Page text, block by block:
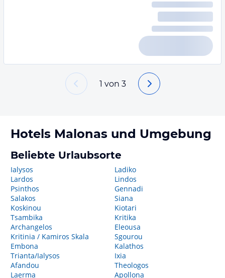
1 von 3
Hotels Malonas und Umgebung
Beliebte Urlaubsorte
Ialysos
Lardos
Psinthos
Salakos
Koskinou
Tsambika
Archangelos
Kritinia / Kamiros Skala
Embona
Trianta/Ialysos
Afandou
Laerma
Ladiko
Lindos
Gennadi
Siana
Kiotari
Kritika
Eleousa
Sgourou
Kalathos
Ixia
Theologos
Apollona